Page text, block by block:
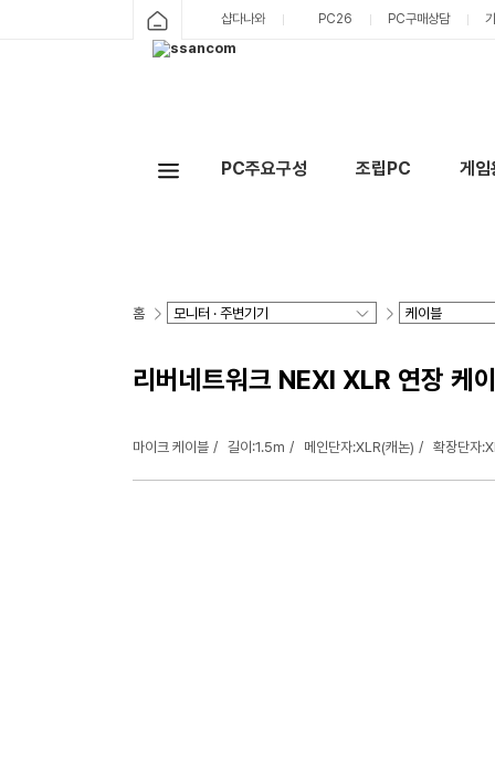
샵다나와 PC26 PC구매상담
PC주요구성 조립PC 게
홈
리버네트워크 NEXI XLR 연장
마이크 케이블 길이:1.5m 메인단자:XLR(캐논) 확장단자